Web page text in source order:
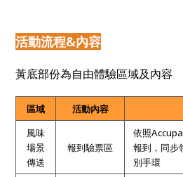
活動流程&內容
黃底部份為自由體驗區域及內容
區域 活動內容
風味
場景
傳送
報到驗票區
依照
報到，同步
別手環